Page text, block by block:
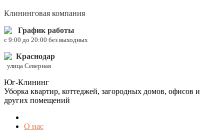
Клининговая компания
График работы
c 9:00 до 20:00 без выходных
Краснодар
улица Северная
Юг-Клининг
Уборка квартир, коттеджей, загородных домов, офисов и
других помещений
О нас